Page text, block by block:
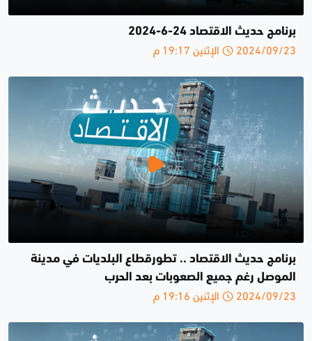
برنامج حديث الاقتصاد 24-6-2024
2024/09/23 الإثنين 19:17 م
برنامج حديث الاقتصاد .. تطورقطاع البلديات في مدينة
الموصل رغم جميع الصعوبات بعد الحرب
2024/09/23 الإثنين 19:16 م